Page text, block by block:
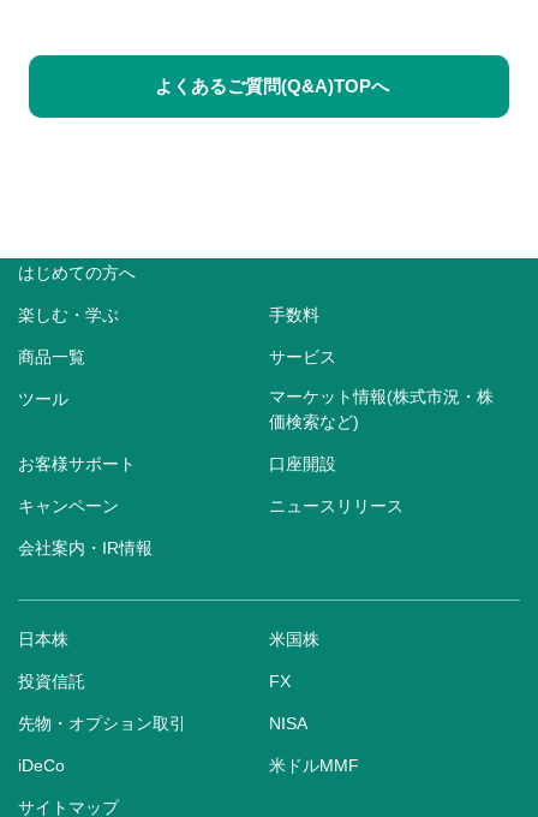
よくあるご質問(Q&A)TOPへ
はじめての方へ
楽しむ・学ぶ 手数料
商品一覧 サービス
ツール
マーケット情報(株式市況・株
価検索など)
お客様サポート 口座開設
キャンペーン ニュースリリース
会社案内・IR情報
日本株 米国株
投資信託 FX
先物・オプション取引 NISA
iDeCo 米ドルMMF
サイトマップ